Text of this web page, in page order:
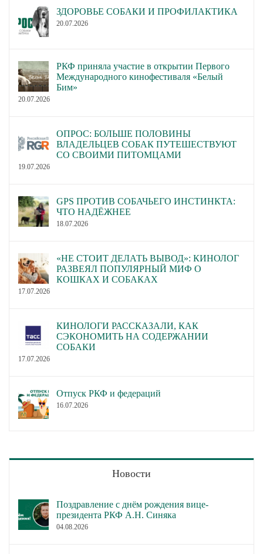
ЗДОРОВЬЕ СОБАКИ И ПРОФИЛАКТИКА
20.07.2026
РКФ приняла участие в открытии Первого
Международного кинофестиваля «Белый
Бим»
20.07.2026
ОПРОС: БОЛЬШЕ ПОЛОВИНЫ
ВЛАДЕЛЬЦЕВ СОБАК ПУТЕШЕСТВУЮТ
СО СВОИМИ ПИТОМЦАМИ
19.07.2026
GPS ПРОТИВ СОБАЧЬЕГО ИНСТИНКТА:
ЧТО НАДЁЖНЕЕ
18.07.2026
«НЕ СТОИТ ДЕЛАТЬ ВЫВОД»: КИНОЛОГ
РАЗВЕЯЛ ПОПУЛЯРНЫЙ МИФ О
КОШКАХ И СОБАКАХ
17.07.2026
КИНОЛОГИ РАССКАЗАЛИ, КАК
СЭКОНОМИТЬ НА СОДЕРЖАНИИ
СОБАКИ
17.07.2026
Отпуск РКФ и федераций
16.07.2026
Новости
Поздравление с днём рождения вице-
президента РКФ А.Н. Синяка
04.08.2026